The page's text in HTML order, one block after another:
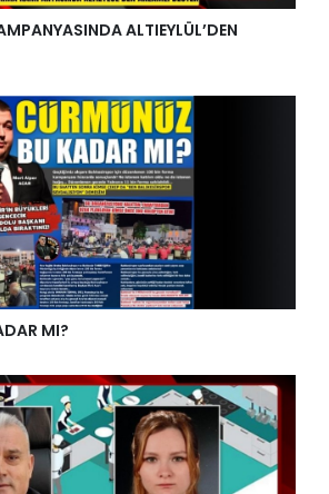
ALTIEYLÜL’DEN
MI?